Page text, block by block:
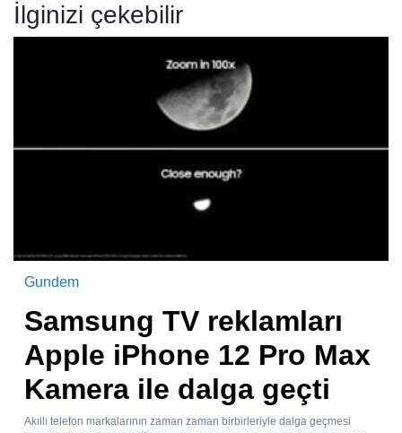
İlginizi çekebilir
Gundem
Samsung TV reklamları
Apple iPhone 12 Pro Max
Kamera ile dalga geçti
Akıllı telefon markalarının zaman zaman birbirleriyle dalga geçmesi